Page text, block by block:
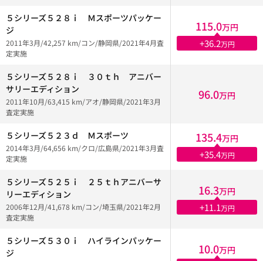
５シリーズ５２８ｉ Ｍスポーツパッケー
ジ
2011年3月/42,257 km/コン/静岡県/2021年4月査
定実施
115.0万円
+36.2万円
５シリーズ５２８ｉ ３０ｔｈ アニバー
サリーエディション
2011年10月/63,415 km/アオ/静岡県/2021年3月
査定実施
96.0万円
５シリーズ５２３ｄ Ｍスポーツ
2014年3月/64,656 km/クロ/広島県/2021年3月査
定実施
135.4万円
+35.4万円
５シリーズ５２５ｉ ２５ｔｈアニバーサ
リーエディション
2006年12月/41,678 km/コン/埼玉県/2021年2月
査定実施
16.3万円
+11.1万円
５シリーズ５３０ｉ ハイラインパッケー
ジ
10.0万円